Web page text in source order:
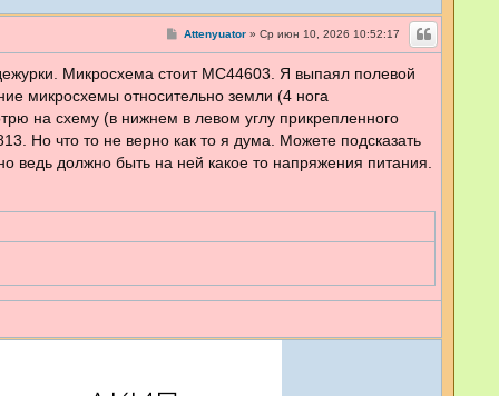
С
б
е
и
е
Attenyuator » Ср июн 10, 2026 10:52:17
Микросхема стоит MC44603. Я выпаял полевой
микросхемы относительно земли (4 нога
на схему (в нижнем в левом углу прикрепленного
Но что то не верно как то я дума. Можете подсказать
ведь должно быть на ней какое то напряжения питания.